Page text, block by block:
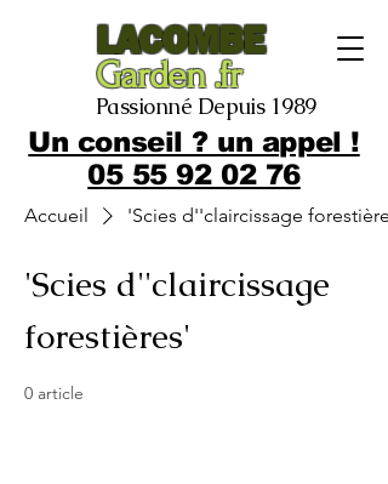
LACOMBE
Garden .fr
Passionné Depuis 1989
Un conseil ? un appel !
05 55 92 02 76
Accueil 'Scies d''claircissage
'Scies d''claircissage
forestières'
0 article